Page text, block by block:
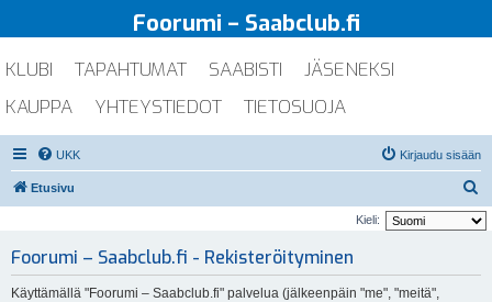
Foorumi – Saabclub.fi
KLUBI TAPAHTUMAT SAABISTI
JÄSENEKSI
KAUPPA
YHTEYSTIEDOT TIETOSUOJA
UKK Kirjaudu sisään
Etusivu
t
Kieli:
Foorumi – Saabclub.fi - Rekisteröityminen
Käyttämällä "Foorumi – Saabclub.fi" palvelua (jälkeenpäin "me", "meitä",